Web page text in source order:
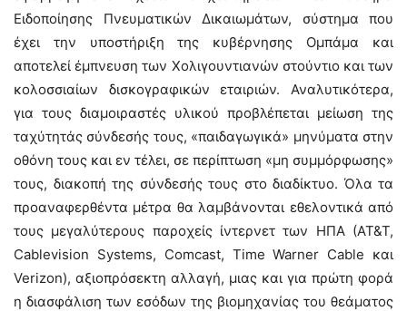
Ειδοποίησης Πνευματικών Δικαιωμάτων, σύστημα που
έχει την υποστήριξη της κυβέρνησης Ομπάμα και
αποτελεί έμπνευση των Χολιγουντιανών στούντιο και των
κολοσσιαίων δισκογραφικών εταιριών. Αναλυτικότερα,
για τους διαμοιραστές υλικού προβλέπεται μείωση της
ταχύτητάς σύνδεσής τους, «παιδαγωγικά» μηνύματα στην
οθόνη τους και εν τέλει, σε περίπτωση «μη συμμόρφωσης»
τους, διακοπή της σύνδεσής τους στο διαδίκτυο. Όλα τα
προαναφερθέντα μέτρα θα λαμβάνονται εθελοντικά από
τους μεγαλύτερους παροχείς ίντερνετ των ΗΠΑ (AT&T,
Cablevision Systems, Comcast, Time Warner Cable και
Verizon), αξιοπρόσεκτη αλλαγή, μιας και για πρώτη φορά
η διασφάλιση των εσόδων της βιομηχανίας του θεάματος